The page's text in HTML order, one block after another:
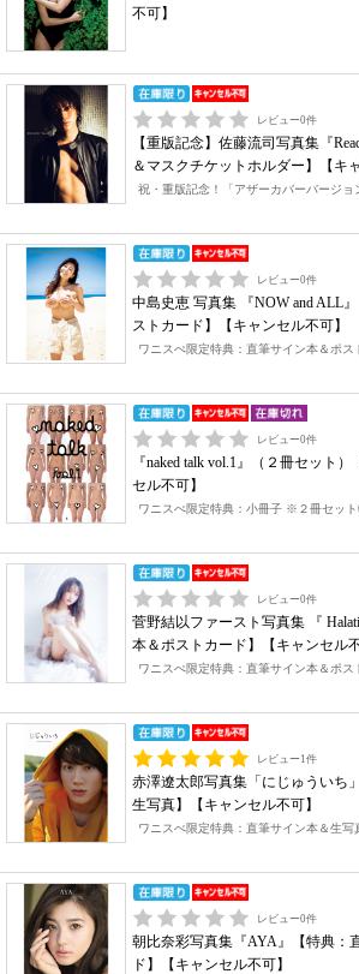
不可】
レビュー0件
【重版記念】佐藤流司写真集『
＆マスクチケットホルダー】【キ
祝・重版記念！「アザーカバーバージョ
レビュー0件
中島史恵 写真集 『NOW and ALL
ストカード】【キャンセル不可】
ワニスぺ限定特典：直筆サイン本＆ポス
レビュー0件
『naked talk vol.1』（２冊セット
セル不可】
ワニスぺ限定特典：小冊子 ※２冊セッ
レビュー0件
菅野結以ファースト写真集 『
本＆ポストカード】【キャンセル不
ワニスぺ限定特典：直筆サイン本＆ポス
レビュー1件
赤澤遼太郎写真集「にじゅういち
生写真】【キャンセル不可】
ワニスぺ限定特典：直筆サイン本＆生写
レビュー0件
朝比奈彩写真集『AYA』【特典：
ド】【キャンセル不可】